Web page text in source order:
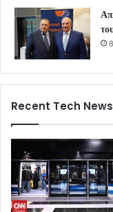
Recent Tech News